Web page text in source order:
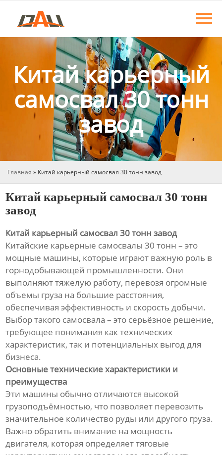
Главная
Продукция
Контакты
Китай карьерный
самосвал 30 тонн
завод
Главная » Китай карьерный самосвал 30 тонн завод
Китай карьерный самосвал 30 тонн
завод
Китай карьерный самосвал 30 тонн завод
Китайские карьерные самосвалы 30 тонн – это
мощные машины, которые играют важную роль в
горнодобывающей промышленности. Они
выполняют тяжелую работу, перевозя огромные
объемы груза на большие расстояния,
обеспечивая эффективность и скорость добычи.
Выбор такого самосвала – это серьёзное решение,
требующее понимания как технических
характеристик, так и потенциальных выгод для
бизнеса.
Основные технические характеристики и
преимущества
Эти машины обычно отличаются высокой
грузоподъёмностью, что позволяет перевозить
значительное количество руды или другого груза.
Важно обратить внимание на мощность
двигателя, которая определяет тяговые